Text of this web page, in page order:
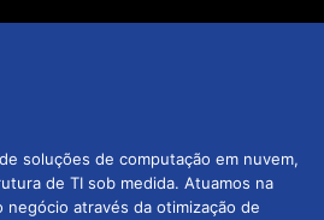
soluções de computação em nuvem,
de TI sob medida. Atuamos na
através da otimização de